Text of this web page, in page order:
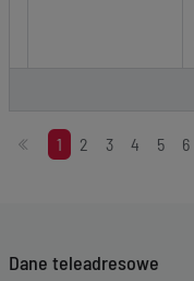
Stronicowanie
1 2 3 4 5 6
Dane teleadresowe